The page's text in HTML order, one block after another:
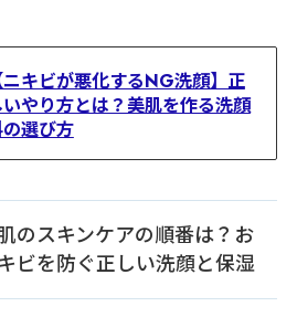
ニキビが悪化するNG洗顔】正
いやり方とは？美肌を作る洗顔
選び方
のスキンケアの順番は？お
ビを防ぐ正しい洗顔と保湿